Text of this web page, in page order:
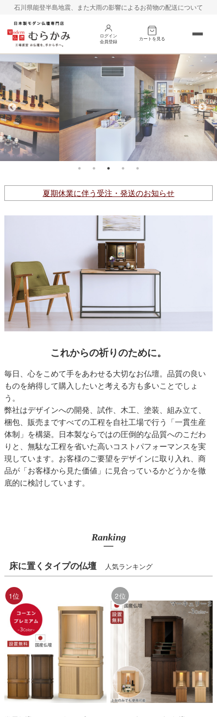
石川県能登半島地震、また大雨の影響によるお荷物の配送について
ログイン
会員登録
カートを見る
床置き 台置き
オープン 巻戸タイプ
その他 仏具
お線香
村上クラフトの仏壇
2026/08
日 月
2
4 5 6 7
9
25 26
31
■今日 ■
定休日
※こちらは通販サイトの営業日カレンダーです。実店舗の営業日は以下よ
夏期休業に伴う受注・発送のお知らせ
これからの祈りのために。
毎日、心をこめて手をあわせる大切なお仏壇。品質の良い
ものを納得して購入したいと考える方も多いことでしょ
う。
弊社はデザインへの開発、試作、木工、塗装、組み立て、
梱包、販売まですべての工程を自社工場で行う「一貫生産
体制」を構築。日本製ならではの圧倒的な品質へのこだわ
りと、無駄な工程を省いた高いコストパフォーマンスを実
現しています。お客様のご要望をデザインに取り入れ、商
品が「お客様から見た価値」に見合っているかどうかを徹
底的に検討しています。
Ranking
床に置くタイプの仏壇 人気ランキング
1位 2位